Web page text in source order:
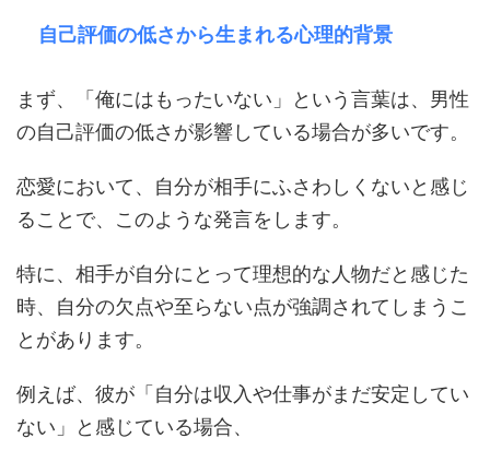
自己評価の低さから生まれる心理的背景
まず、「俺にはもったいない」という言葉は、男性
の自己評価の低さが影響している場合が多いです。
恋愛において、自分が相手にふさわしくないと感じ
ることで、このような発言をします。
特に、相手が自分にとって理想的な人物だと感じた
時、自分の欠点や至らない点が強調されてしまうこ
とがあります。
例えば、彼が「自分は収入や仕事がまだ安定してい
ない」と感じている場合、